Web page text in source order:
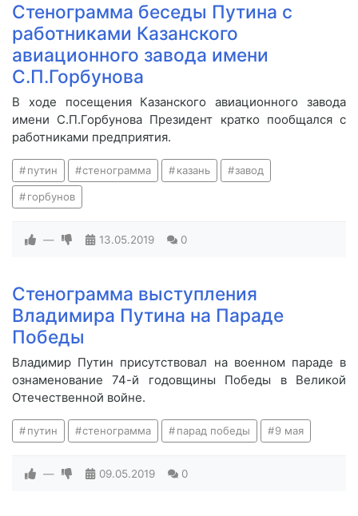
Стенограмма беседы Путина с
работниками Казанского
авиационного завода имени
С.П.Горбунова
В ходе посещения Казанского авиационного завода
имени С.П.Горбунова Президент кратко пообщался с
работниками предприятия.
путин стенограмма казань завод
горбунов
— 13.05.2019 0
Стенограмма выступления
Владимира Путина на Параде
Победы
Владимир Путин присутствовал на военном параде в
ознаменование 74-й годовщины Победы в Великой
Отечественной войне.
путин стенограмма парад победы 9 мая
— 09.05.2019 0